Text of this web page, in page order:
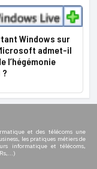
Windows sur
admet-il
l’hégémonie
et des télécoms une
les pratiques métiers de
informatique et télécoms,